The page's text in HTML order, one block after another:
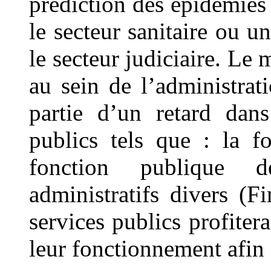
le secteur sanitaire ou
le secteur judiciaire. Le
au sein de
partie d’un retard
publics tels que : la
fonction publique
administratifs divers
services publics
leur fonctionnement